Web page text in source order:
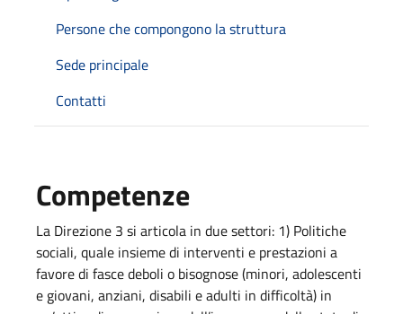
Persone che compongono la struttura
Sede principale
Contatti
Competenze
La Direzione 3 si articola in due settori: 1) Politiche
sociali, quale insieme di interventi e prestazioni a
favore di fasce deboli o bisognose (minori, adolescenti
e giovani, anziani, disabili e adulti in difficoltà) in